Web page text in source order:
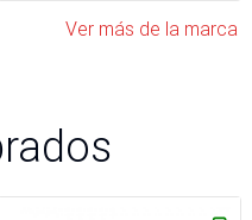
Ver más de la marca